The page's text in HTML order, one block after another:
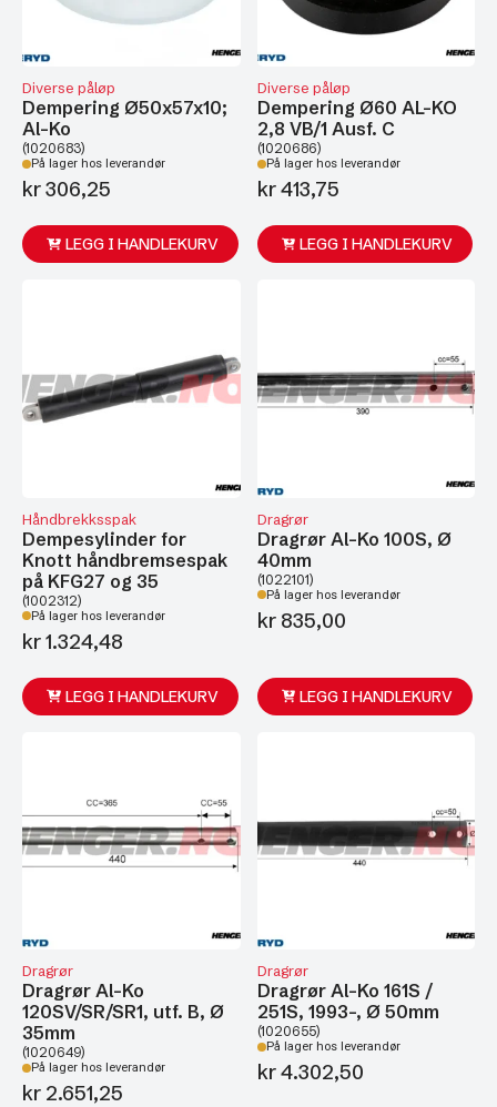
Diverse påløp
Dempering Ø50x57x10;
Al-Ko
(1020683)
På lager hos leverandør
kr306,25
LEGG I HANDLEKURV
Diverse påløp
Dempering Ø60 AL-KO
2,8 VB/1 Ausf. C
(1020686)
På lager hos leverandør
kr413,75
LEGG I HANDLEKURV
Håndbrekksspak
Dempesylinder for
Knott håndbremsespak
på KFG27 og 35
(1002312)
På lager hos leverandør
kr1.324,48
LEGG I HANDLEKURV
Dragrør
Dragrør Al-Ko 100S, Ø
40mm
(1022101)
På lager hos leverandør
kr835,00
LEGG I HANDLEKURV
Dragrør
Dragrør Al-Ko
120SV/SR/SR1, utf. B, Ø
35mm
(1020649)
På lager hos leverandør
kr 2.651,25
Dragrør
Dragrør Al-Ko 161S /
251S, 1993-, Ø 50mm
(1020655)
På lager hos leverandør
kr4.302,50